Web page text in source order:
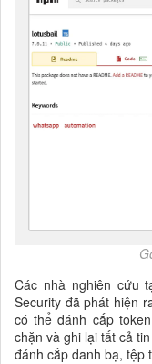
Các nhà nghiên cứu
Security đã phát hiện
có thể đánh cắp
chặn và ghi lại tất cả
đánh cắp danh bạ, tệp